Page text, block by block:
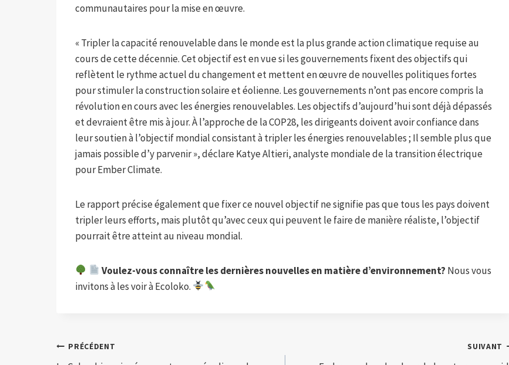
communautaires pour la mise en œuvre.
« Tripler la capacité renouvelable dans le monde est la plus grande action climatique requise au
cours de cette décennie. Cet objectif est en vue si les gouvernements fixent des objectifs qui
reflètent le rythme actuel du changement et mettent en œuvre de nouvelles politiques fortes
pour stimuler la construction solaire et éolienne. Les gouvernements n’ont pas encore compris la
révolution en cours avec les énergies renouvelables. Les objectifs d’aujourd’hui sont déjà dépassés
et devraient être mis à jour. À l’approche de la COP28, les dirigeants doivent avoir confiance dans
leur soutien à l’objectif mondial consistant à tripler les énergies renouvelables ; Il semble plus que
jamais possible d’y parvenir », déclare Katye Altieri, analyste mondiale de la transition électrique
pour Ember Climate.
Le rapport précise également que fixer ce nouvel objectif ne signifie pas que tous les pays doivent
tripler leurs efforts, mais plutôt qu’avec ceux qui peuvent le faire de manière réaliste, l’objectif
pourrait être atteint au niveau mondial.
Voulez-vous connaître les dernières nouvelles en matière d’environnement? Nous vous
invitons à les voir à Ecoloko.
Navigation
PRÉCÉDENT SUIVANT